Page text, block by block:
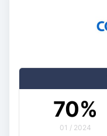
70%
01 / 2024